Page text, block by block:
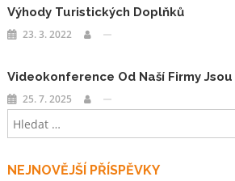
Výhody Turistických Doplňků
23. 3. 2022
Videokonference Od Naší Firmy
25. 7. 2025
NEJNOVĚJŠÍ PŘÍSPĚVKY